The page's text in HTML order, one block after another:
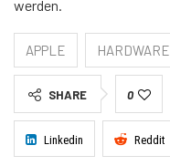
werden.
APPLE HARDWARE
SHARE 0
Linkedin Reddit